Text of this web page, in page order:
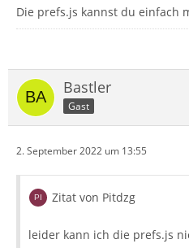
Die prefs.js kannst du einfach
Bastler
Gast
2. September 2022 um 13:55
Zitat von Pitdzg
leider kann ich die prefs.js